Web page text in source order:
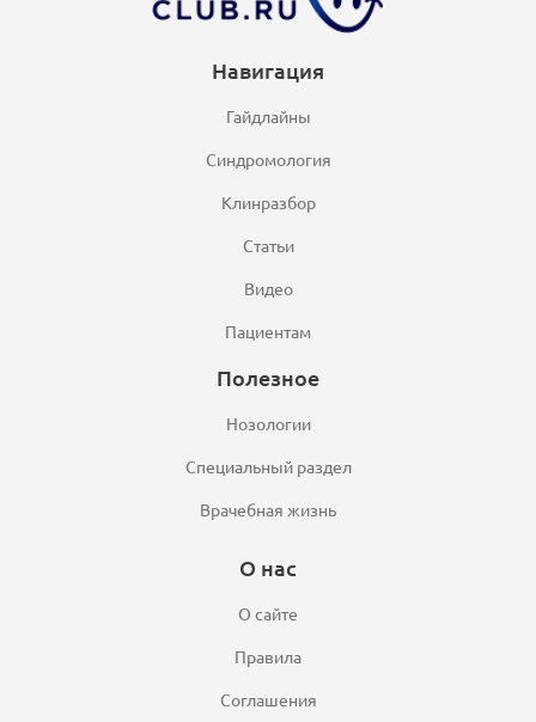
Навигация
Гайдлайны
Синдромология
Клинразбор
Статьи
Видео
Пациентам
Полезное
Нозологии
Специальный раздел
Врачебная жизнь
О нас
О сайте
Правила
Соглашения